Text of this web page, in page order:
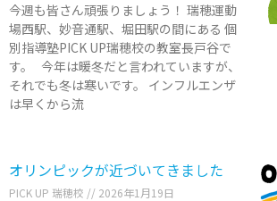
今週も皆さん頑張りましょう！ 瑞穂運動
場西駅、妙音通駅、堀田駅の間にある 個
別指導塾PICK UP瑞穂校の教室長戸谷で
す。 今年は暖冬だと言われていますが、
それでも冬は寒いです。 インフルエンザ
は早くから流
オリンピックが近づいてきました
PICK UP 瑞穂校 2026年1月19日